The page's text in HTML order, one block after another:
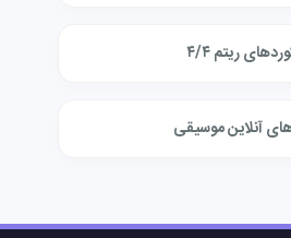
ریتم ۴/۴
آنلاین موسیقی